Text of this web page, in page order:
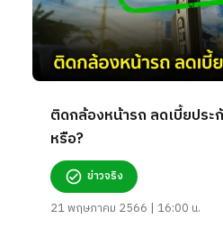
ติดกล้องหน้ารถ ลดเบี้ยประ
หรือ?
ข่าวจริง
21 พฤษภาคม 2566 | 16:00 น.